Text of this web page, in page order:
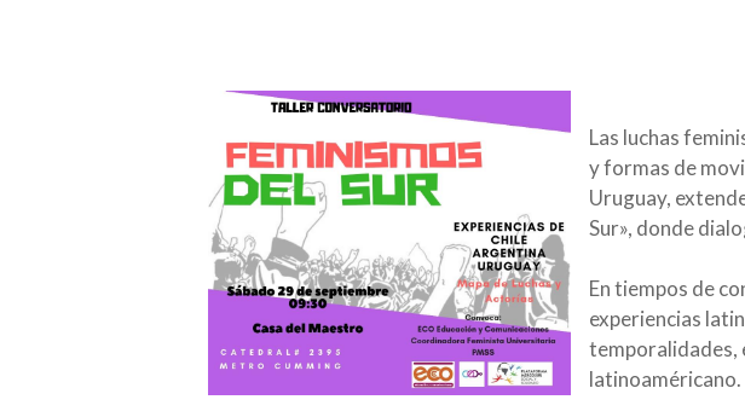
Las luchas
y formas de
Uruguay,
Sur», donde
En tiempos de
experiencias
temporalidades,
latinoaméricano.